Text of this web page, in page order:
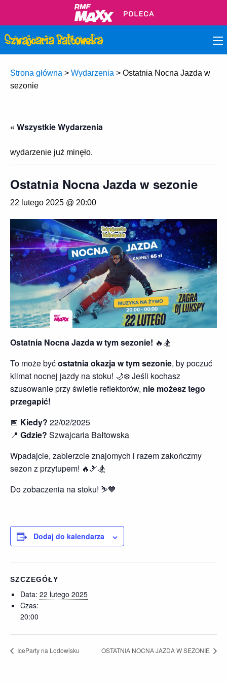
Strona główna > Wydarzenia > Ostatnia Nocna Jazda w
sezonie
« Wszystkie Wydarzenia
wydarzenie już minęło.
Ostatnia Nocna Jazda w sezonie
22 lutego 2025 @ 20:00
Ostatnia Nocna Jazda w tym sezonie! 🔥🏂
To może byćostatnia okazja w tym sezonie, by poczuć
klimat nocnej jazdy na stoku! 🌙❄️ Jeśli kochasz
szusowanie przy świetle reflektorów, nie możesz tego
przegapić!
📅 Kiedy? 22/02/2025
📍 Gdzie? Szwajcaria Bałtowska
Wpadajcie, zabierzcie znajomych i razem zakończmy
sezon z przytupem! 🔥🎿🏂
Do zobaczenia na stoku! ⛷️💙
Dodaj do kalendarza
SZCZEGÓŁY
Data: 22 lutego 2025
Czas:
20:00
IceParty na Lodowisku OSTATNIA NOCNA JAZDA W SEZONIE